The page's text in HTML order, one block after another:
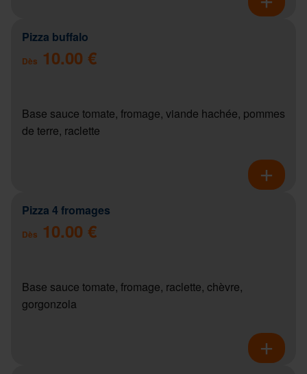
Pizza buffalo
Dès 10.00 €
Base sauce tomate, fromage, viande hachée, pommes
de terre, raclette
Pizza 4 fromages
Dès 10.00 €
Base sauce tomate, fromage, raclette, chèvre,
gorgonzola